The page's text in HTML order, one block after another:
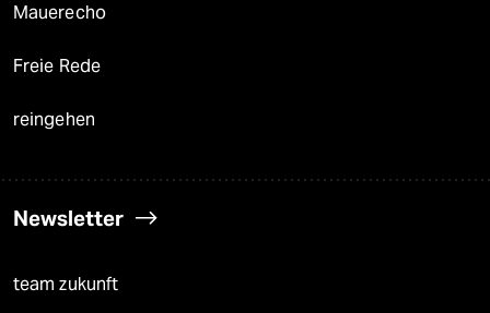
Mauerecho
Freie Rede
reingehen
Newsletter
team zukunft